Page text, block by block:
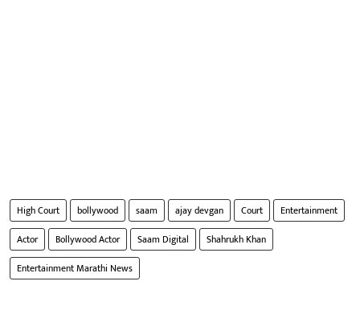
High Court bollywood saam ajay devgan Court
Entertainment
Actor
Bollywood Actor Saam Digital
Shahrukh Khan
Entertainment Marathi News